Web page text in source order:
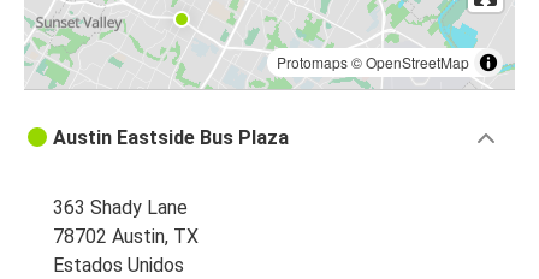
Protomaps©OpenStreetMap
Austin Eastside Bus Plaza
363 Shady Lane
78702 Austin, TX
Estados Unidos